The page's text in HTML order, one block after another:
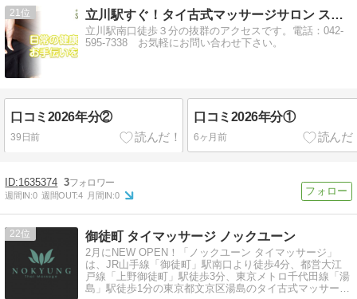
21 立川駅すぐ！タイ古式マッサージサロン スッカパープディー
立川駅南口徒歩３分の抜群のアクセスです。電話：042-
595-7338 お気軽にお問い合わせ下さい。
口コミ2026年分②
39日前
口コミ2026年分①
6ヶ月前
1635374 3
週間IN:0 週間OUT:4 月間IN:0
22 御徒町 タイマッサージ ノックユーン
2月にNEW OPEN！「ノックユーン タイマッサージ」
は、JR山手線「御徒町」駅南口より徒歩4分、都営大江
戸線「上野御徒町」駅徒歩3分、東京メトロ千代田線「湯
島」駅徒歩1分の東京都文京区湯島のタイ古式マッサージ